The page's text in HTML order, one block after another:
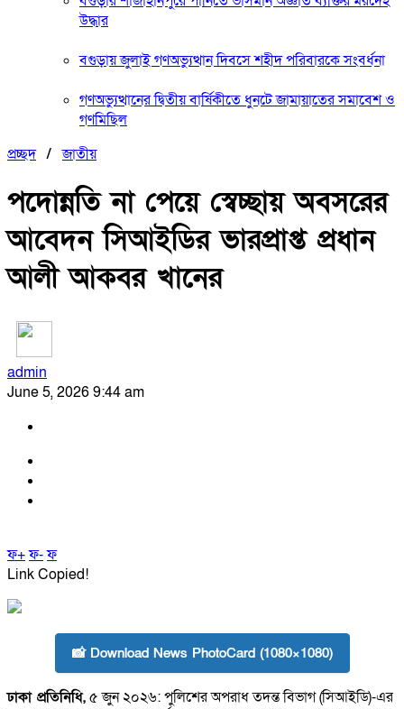
উদ্ধার
বগুড়ায় জুলাই গণঅভ্যুত্থান দিবসে শহীদ পরিবারকে সংবর্ধনা
গণঅভ্যুত্থানের দ্বিতীয় বার্ষিকীতে ধুনটে জামায়াতের সমাবেশ ও
গণমিছিল
প্রচ্ছদ/জাতীয়
পদোন্নতি না পেয়ে স্বেচ্ছায় অবসরের
আবেদন সিআইডির ভারপ্রাপ্ত প্রধান
আলী আকবর খানের
admin
June 5, 2026 9:44 am
ফ+ফ-ফ
Link Copied!
📸 Download News PhotoCard (1080×1080)
ঢাকা প্রতিনিধি,৫ জুন ২০২৬: পুলিশের অপরাধ তদন্ত বিভাগ (সিআইডি)-এর